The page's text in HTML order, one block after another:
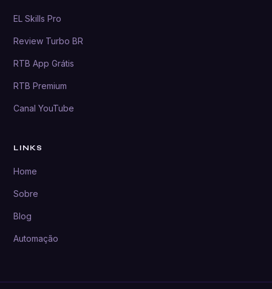
EL Skills Pro
Review Turbo BR
RTB App Grátis
RTB Premium
Canal YouTube
LINKS
Home
Sobre
Blog
Automação